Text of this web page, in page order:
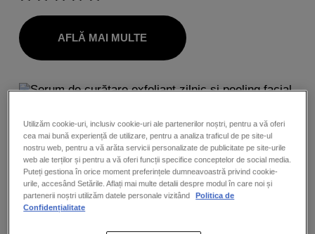
AFLĂ MAI MULTE
Utilizăm cookie-uri, inclusiv cookie-uri ale partenerilor noștri, pentru a vă oferi
cea mai bună experiență de utilizare, pentru a analiza traficul de pe site-ul
nostru web, pentru a vă arăta servicii personalizate de publicitate pe site-urile
web ale terților și pentru a vă oferi funcții specifice conceptelor de social media.
Puteți gestiona în orice moment preferințele dumneavoastră privind cookie-
urile, accesând Setările. Aflați mai multe detalii despre modul în care noi și
partenerii noștri utilizăm datele personale vizitând
Politica de
Confidențialitate